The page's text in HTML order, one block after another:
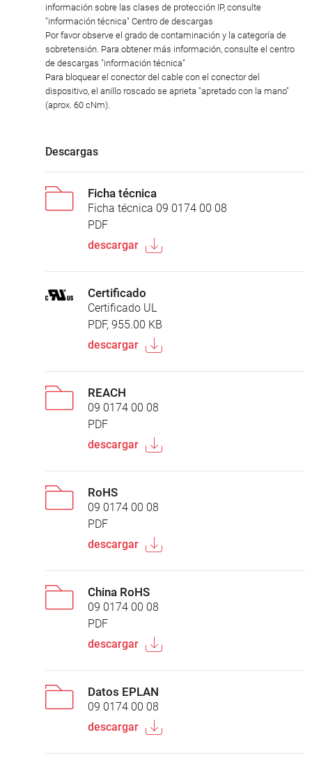
información sobre las clases de protección IP, consulte
"información técnica" Centro de descargas
Por favor observe el grado de contaminación y la categoría de
sobretensión. Para obtener más información, consulte el centro
de descargas "información técnica"
Para bloquear el conector del cable con el conector del
dispositivo, el anillo roscado se aprieta "apretado con la mano"
(aprox. 60 cNm).
Descargas
Ficha técnica
Ficha técnica 09 0174 00 08
PDF
descargar
Certificado
Certificado UL
PDF, 955.00 KB
descargar
REACH
09 0174 00 08
PDF
descargar
RoHS
09 0174 00 08
PDF
descargar
China RoHS
09 0174 00 08
PDF
descargar
Datos EPLAN
09 0174 00 08
descargar